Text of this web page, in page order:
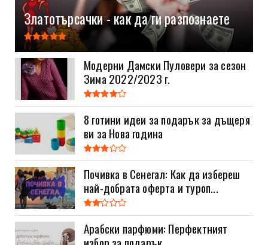
Златотърсачки - как да ги разпознаете
Модерни Дамски Пуловери за сезон
Зима 2022/2023 г.
8 готини идеи за подарък за дъщеря
ви за Нова година
Почивка в Сенегал: Как да избереш
най-добрата оферта и туроп...
Арабски парфюми: Перфектният